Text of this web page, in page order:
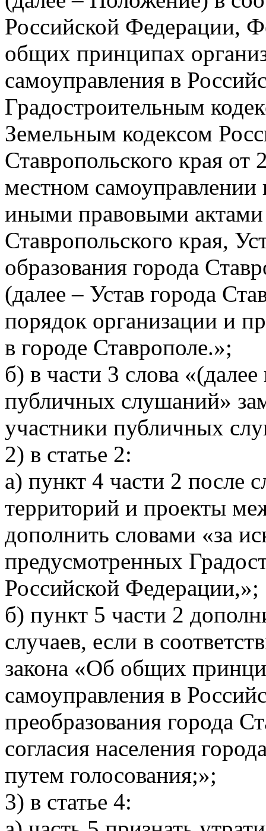
Российской Федерации,
общих принципах
самоуправления в
Градостроительным
Земельным кодексом
Ставропольского края
местном самоуправлении
иными правовыми
Ставропольского края,
образования города
(далее – Устав города
порядок организации и
в городе Ставрополе.»;
б) в части 3 слова
публичных слушаний»
участники публичных
2) в статье 2:
а) пункт 4 части 2 после
территорий и проекты
дополнить словами «за
предусмотренных
Российской Федерации,»;
б) пункт 5 части 2
случаев, если в
закона «Об общих
самоуправления в
преобразования города
согласия населения
путем голосования;»;
3) в статье 4: